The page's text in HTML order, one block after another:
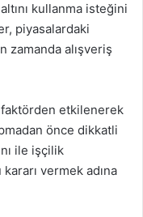
kullanma isteğini
piyasalardaki
zamanda alışveriş
faktörden etkilenerek
önce dikkatli
ile işçilik
vermek adına